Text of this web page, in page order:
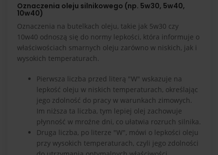
Oznaczenia oleju silnikowego (np. 5w30, 5w40,
10w40)
Oznaczenia na butelkach oleju, takie jak 5w30 czy
10w40 odnoszą się do normy lepkości, która informuje o
właściwościach smarnych oleju zarówno w niskich, jak i
wysokich temperaturach.
Pierwsza liczba przed literą "W" wskazuje na
lepkość oleju w niskich temperaturach, określając
jego zdolność do pracy w warunkach zimowych.
Im niższa ta liczba, tym lepiej olej zachowuje
płynność w mroźne dni, co ułatwia rozruch silnika.
Druga liczba, po literze "W", mówi o lepkości oleju
przy wysokich temperaturach, czyli jego zdolności